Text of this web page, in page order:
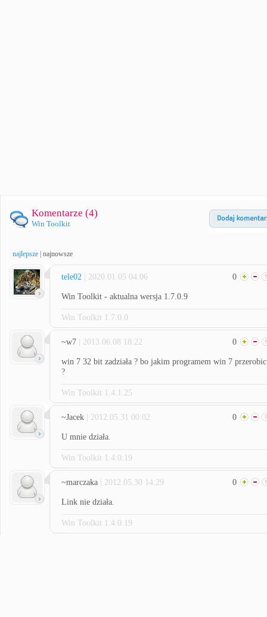
Komentarze (4)
Win Toolkit
najlepsze najnowsze
tele02 | 2020.01.05 04:06 0
Win Toolkit - aktualna wersja 1.7.0.9
Win Toolkit 1.7.0.0
~w7 | 2013.06.08 18:22 0
win 7 32 bit zadziała ? bo jakim programem win 7 przerobic
?
Win Toolkit 1.4.1.25
~Jacek | 2012.05.31 00:02 0
U mnie działa.
Win Toolkit 1.4.0.19
~marczaka | 2012.05.30 14:29 0
Link nie działa.
Win Toolkit 1.4.0.19